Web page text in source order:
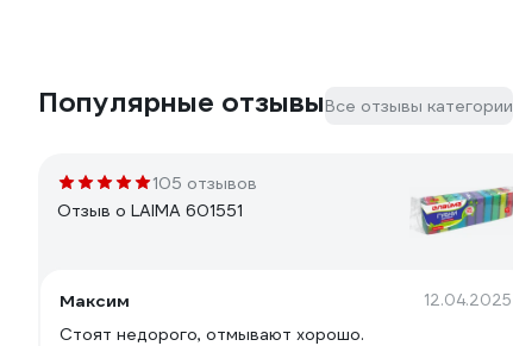
Популярные отзывыВсе отзывы категории
105 отзывов
Отзыв о LAIMA 601551
Максим 12.04.2025
Стоят недорого, отмывают хорошо.